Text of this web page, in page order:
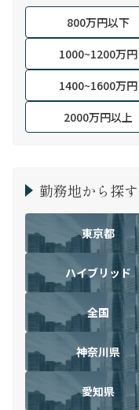
800万円以下
1000~1200万円
1400~1600万円
2000万円以上
勤務地から探す
東京都
ハイブリッド
全国
神奈川県
愛知県